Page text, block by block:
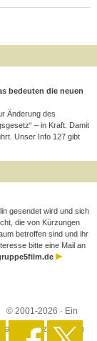
bedeuten die neuen
Änderung des
– in Kraft. Damit
Unser Info 127 gibt
gesendet wird und sich
die von Kürzungen
betroffen sind und ihr
bitte eine Mail an
© 2001-2026 · Ein